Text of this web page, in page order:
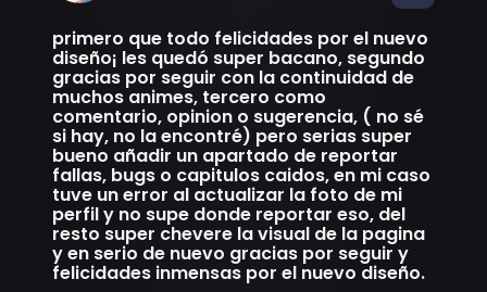
primero que todo felicidades por el nuevo
diseño¡ les quedó super bacano, segundo
gracias por seguir con la continuidad de
muchos animes, tercero como
comentario, opinion o sugerencia, ( no sé
si hay, no la encontré) pero serias super
bueno añadir un apartado de reportar
fallas, bugs o capitulos caidos, en mi caso
tuve un error al actualizar la foto de mi
perfil y no supe donde reportar eso, del
resto super chevere la visual de la pagina
y en serio de nuevo gracias por seguir y
felicidades inmensas por el nuevo diseño.